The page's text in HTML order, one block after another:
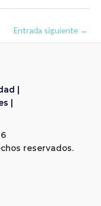
Entrada siguiente →
|
|
reservados.